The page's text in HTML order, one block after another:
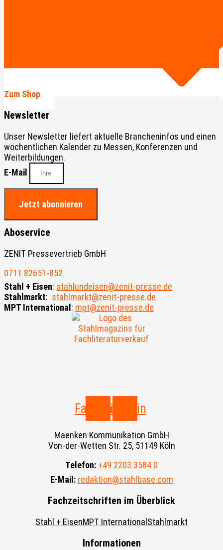
Zum Shop
Newsletter
Unser Newsletter liefert aktuelle Brancheninfos und einen
wöchentlichen Kalender zu Messen, Konferenzen und
Weiterbildungen.
E-Mail
Jetzt abonnieren
Aboservice
ZENIT Pressevertrieb GmbH
0711 82651-852
Stahl + Eisen: stahlundeisen@zenit-presse.de
Stahlmarkt: stahlmarkt@zenit-presse.de
MPT International : mpt@zenit-presse.de
FacebookLinkedin
Maenken Kommunikation GmbH
Von-der-Wetten Str. 25, 51149 Köln
Telefon: +49 2203 3584 0
E-Mail: redaktion@stahlbase.com
Fachzeitschriften im Überblick
Stahl + EisenMPT International Stahlmarkt
Informationen